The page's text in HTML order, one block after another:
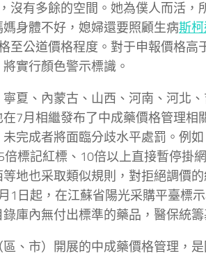
沒有多餘的空間。她為僕人而活，
身體不好，媳婦還要照顧生病斯
至公道價格程度。對于申報價格高
實行顏色警示標識。
夏、內蒙古、山西、河南、河北
7月相繼發布了中成藥價格管理相
完成者將面臨分歧水平處罰。例
標記紅標、10倍以上直接暫停掛
地也采取類似規則，對拒絕調價
1日起，在江蘇省陽光采購平臺標
庫內無付出標準的藥品，醫保統籌
、市）開展的中成藥價格管理，